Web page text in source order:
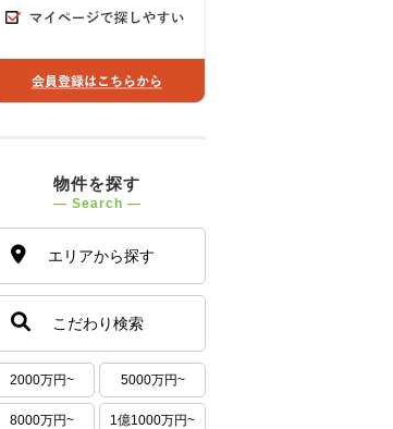
物件を探す
― Search ―
エリアから探す
こだわり検索
2000万円~ 5000万円~
8000万円~ 1億1000万円~